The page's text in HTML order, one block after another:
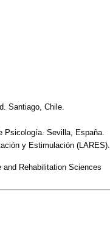
Santiago, Chile.
Psicología. Sevilla, España.
y Estimulación (LARES).
Rehabilitation Sciences